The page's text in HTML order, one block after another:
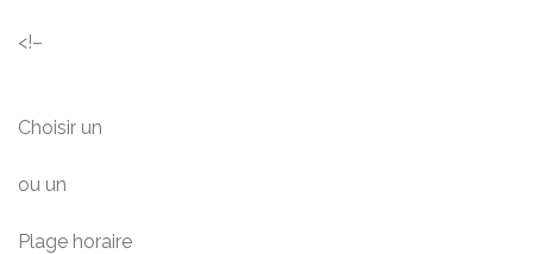
<!–
Choisir un
ou un
Plage horaire